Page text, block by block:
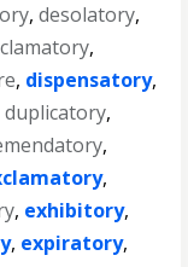
,desolatory,
,
, dispensatory,
duplicatory,
,
,
, exhibitory,
, expiratory,